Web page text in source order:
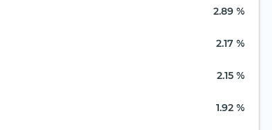
2.89 %
2.17 %
2.15 %
1.92 %